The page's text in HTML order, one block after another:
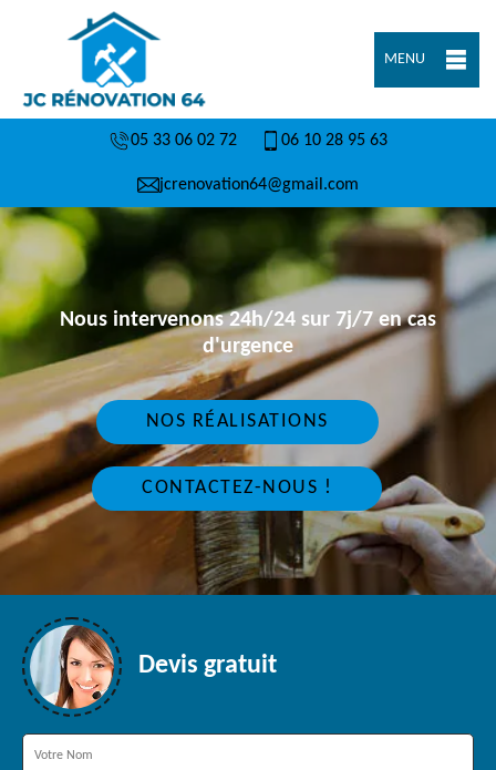
MENU
05 33 06 02 72 06 10 28 95 63
jcrenovation64@gmail.com
Nous intervenons 24h/24 sur 7j/7 en cas
d'urgence
NOS RÉALISATIONS
CONTACTEZ-NOUS !
Devis gratuit